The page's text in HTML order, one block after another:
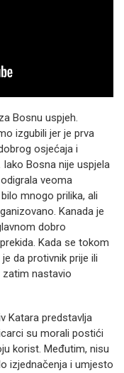
Bosnu uspjeh.
izgubili jer je prva
osjećaja i
Bosna nije uspjela
veoma
mnogo prilika, ali
Kanada je
dobro
Kada se tokom
da protivnik prije ili
zatim nastavio
Katara predstavlja
su morali postići
korist. Međutim, nisu
izjednačenja i umjesto